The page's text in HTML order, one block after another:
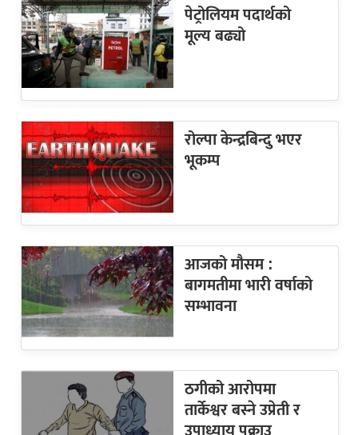
पेट्रोलियम पदार्थको
मूल्य बढ्यो
रोल्पा केन्द्रबिन्दु भएर
भूकम्प
आजको मौसम :
बागमतीमा भारी वर्षाको
सम्भावना
ठगीको आरोपमा
तार्केश्वर बस्ने उप्रेती र